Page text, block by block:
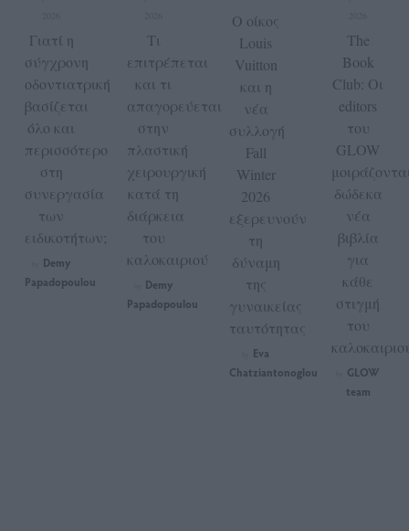
Γιατί η
σύγχρονη
οδοντιατρική
βασίζεται
όλο και
περισσότερο
στη
συνεργασία
των
ειδικοτήτων;
Demy
Papadopoulou
Tι
επιτρέπεται
και τι
απαγορεύεται
στην
πλαστική
χειρουργική
κατά τη
διάρκεια
του
καλοκαιριού
Demy
Papadopoulou
Ο οίκος
Louis
Vuitton
και η
νέα
συλλογή
Fall
Winter
2026
εξερευνούν
τη
δύναμη
της
γυναικείας
ταυτότητας
Eva
Chatziantonoglou
The
Book
Club: Οι
editors
του
GLOW
δώδεκα
νέα
βιβλία
για
κάθε
στιγμή
του
GLOW
team